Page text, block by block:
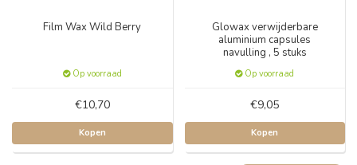
Film Wax Wild Berry
Op voorraad
€10,70
Kopen
Glowax verwijderbare
aluminium capsules
navulling , 5 stuks
Op voorraad
€9,05
Kopen